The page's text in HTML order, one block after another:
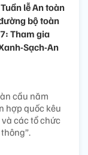
lễ An toàn
bộ toàn
Tham gia
Sạch-An
cầu năm
hợp quốc kêu
các tổ chức